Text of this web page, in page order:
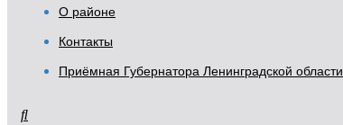
О районе
Контакты
Приёмная Губернатора Ленинградской области